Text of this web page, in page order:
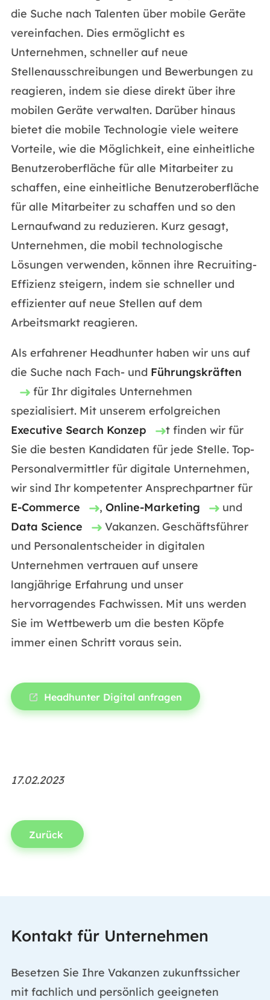
die Suche nach Talenten über mobile Geräte
vereinfachen. Dies ermöglicht es
Unternehmen, schneller auf neue
Stellenausschreibungen und Bewerbungen zu
reagieren, indem sie diese direkt über ihre
mobilen Geräte verwalten. Darüber hinaus
bietet die mobile Technologie viele weitere
Vorteile, wie die Möglichkeit, eine einheitliche
Benutzeroberfläche für alle Mitarbeiter zu
schaffen, eine einheitliche Benutzeroberfläche
für alle Mitarbeiter zu schaffen und so den
Lernaufwand zu reduzieren. Kurz gesagt,
Unternehmen, die mobil technologische
Lösungen verwenden, können ihre Recruiting-
Effizienz steigern, indem sie schneller und
effizienter auf neue Stellen auf dem
Arbeitsmarkt reagieren.
Als erfahrener Headhunter haben wir uns auf
die Suche nach Fach- und Führungskräften
für Ihr digitales Unternehmen
spezialisiert. Mit unserem erfolgreichen
Executive Search Konzep
t finden wir für
Sie die besten Kandidaten für jede Stelle. Top-
Personalvermittler für digitale Unternehmen,
wir sind Ihr kompetenter Ansprechpartner für
E-Commerce
, Online-Marketing
und
Data Science
Vakanzen. Geschäftsführer
und Personalentscheider in digitalen
Unternehmen vertrauen auf unsere
langjährige Erfahrung und unser
hervorragendes Fachwissen. Mit uns werden
Sie im Wettbewerb um die besten Köpfe
immer einen Schritt voraus sein.
Headhunter Digital anfragen
17.02.2023
Zurück
Kontakt für Unternehmen
Besetzen Sie Ihre Vakanzen zukunftssicher
mit fachlich und persönlich geeigneten